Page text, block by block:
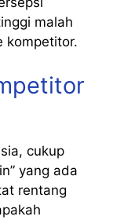
malah
kompetitor.
cukup
yang ada
rentang